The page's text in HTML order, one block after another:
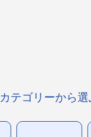
カテゴリーから選